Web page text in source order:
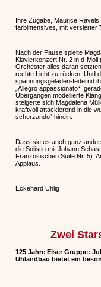
Ihre Zugabe, Maurice Ravels
farbintensives, mit versierter
Nach der Pause spielte
Klavierkonzert Nr. 2 in d-Moll
Orchester alles daran
rechte Licht zu rücken. Und
spannungsgeladen-federnd
„Allegro appassionato“,
Übergängen modellierte
steigerte sich Magdalena
kraftvoll attackierend in die
scherzando“ hinein.
Dass sie es auch ganz
die Solistin mit Johann
Französischen Suite Nr. 5).
Applaus.
Eckehard Uhlig
Zwei
125 Jahre Elser Gruppe:
Uhlandbau bietet ein